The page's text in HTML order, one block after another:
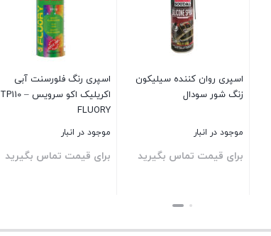
اسپری روان کننده سیلیکون
زنگ شور سودال
موجود در انبار
برای قیمت تماس بگیرید
اسپری رنگ فلورسنت آبی
اکریلیک اکو سرویس TP110 –
FLUORY
موجود در انبار
برای قیمت تماس بگیرید